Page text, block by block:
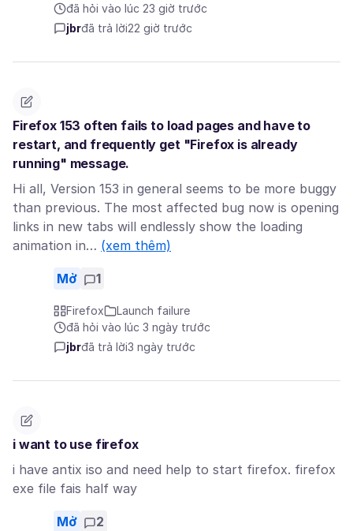
đã hỏi vào lúc 23 giờ trước
jbrđã trả lời22 giờ trước
Firefox 153 often fails to load pages and have to
restart, and frequently get "Firefox is already
running" message.
Hi all, Version 153 in general seems to be more buggy
than previous. The most affected bug now is opening
links in new tabs will endlessly show the loading
animation in… (xem thêm)
Mở 1
Firefox
Launch failure
đã hỏi vào lúc 3 ngày trước
jbrđã trả lời3 ngày trước
i want to use firefox
i have antix iso and need help to start firefox. firefox
exe file fais half way
Mở 2